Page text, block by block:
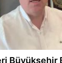
Büyükşehir